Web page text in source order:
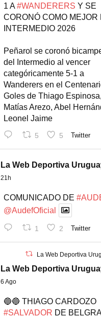
1 A#WANDERERS Y SE
CORONÓ COMO MEJOR
INTERMEDIO 2026
Peñarol se coronó
del Intermedio al vencer
categóricamente 5-1 a
Wanderers en el
Goles de Thiago Espinosa,
Matías Arezo, Abel
Leonel Jaime
5 5 Twitter
La Web Deportiva
21h
COMUNICADO DE
@AudefOficial
1 2 Twitter
La Web Deportiva
La Web Deportiva
6 Ago
🔵🔵 THIAGO CARDOZO
#SALVADOR DE